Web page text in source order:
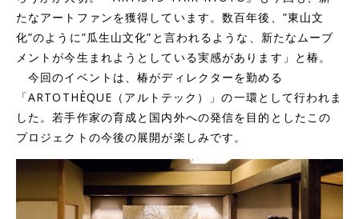
たなアートファンを獲得しています。数百年後、”東山文
化”のように”瓜生山文化”と言われるような、新たなムーブ
メントが今生まれようとしている実感があります」と椿。
今回のイベントは、椿がディレクターを勤める
「ARTOTHÈQUE（アルトテック）」の一環として行われま
した。若手作家の育成と国内外への発信を目的としたこの
プロジェクトの今後の展開が楽しみです。